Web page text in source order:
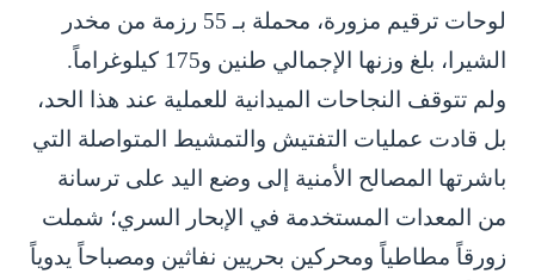
لوحات ترقيم مزورة، محملة بـ 55 رزمة من مخدر
الشيرا، بلغ وزنها الإجمالي طنين و175 كيلوغراماً.
ولم تتوقف النجاحات الميدانية للعملية عند هذا الحد،
بل قادت عمليات التفتيش والتمشيط المتواصلة التي
باشرتها المصالح الأمنية إلى وضع اليد على ترسانة
من المعدات المستخدمة في الإبحار السري؛ شملت
زورقاً مطاطياً ومحركين بحريين نفاثين ومصباحاً يدوياً